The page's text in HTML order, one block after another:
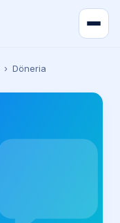
› Döneria